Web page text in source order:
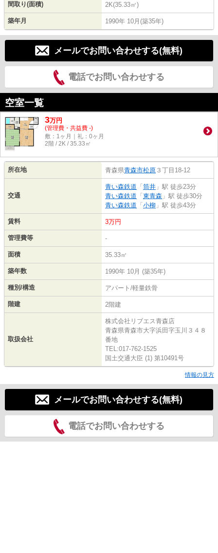
間取り(面積) 2K(35.33㎡)
築年月 1990年 10月(築35年)
メールでお問い合わせする(無料)
電話でお問い合わせする
空室一覧
3万円
(管理費・共益費 -)
敷：1ヶ月｜礼：0ヶ月
2階 / 2K / 35.33㎡
所在地 青森県青森市松原 ３丁目18-12
交通
青い森鉄道 「 筒井 」駅 徒歩23分
青い森鉄道 「 東青森 」駅 徒歩30分
青い森鉄道 「 小柳 」駅 徒歩43分
賃料 3万円
管理費等 -
面積 35.33㎡
築年数 1990年 10月 (築35年)
種別/構造 アパート/軽量鉄骨
階建 2階建
取扱会社
株式会社リブエス青森店
青森県青森市大字浜田字玉川３４８
番地
TEL:017-762-1525
国土交通大臣 (1) 第10491号
情報の見方
メールでお問い合わせする(無料)
電話でお問い合わせする